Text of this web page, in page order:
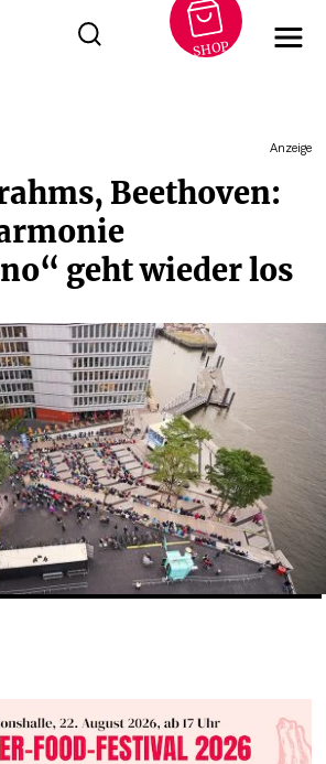
SHOP
Anzeige
Beethoven:
geht wieder los